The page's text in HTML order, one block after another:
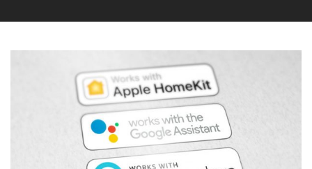
Smart
Home
อุปกรณ์
IoT